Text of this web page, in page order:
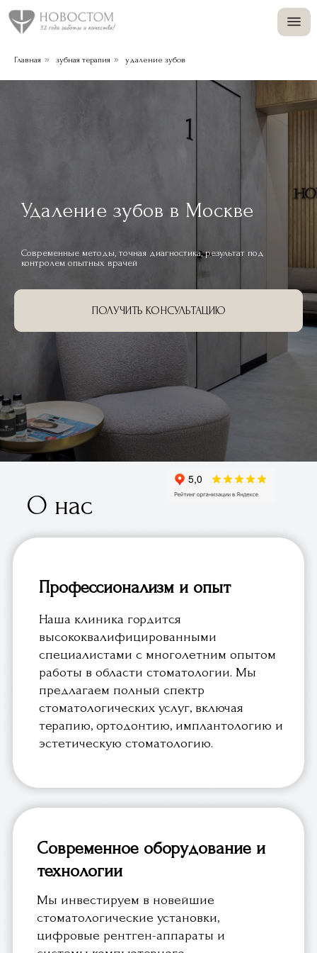
Главная » зубная терапия » удаление зубов
Удаление зубов в Москве
Современные методы, точная диагностика, результат под
контролем опытных врачей
ПОЛУЧИТЬ КОНСУЛЬТАЦИЮ
О нас
Профессионализм и опыт
Наша клиника гордится
высококвалифицированными
работы в области стоматологии. Мы
стоматологических услуг, включая
терапию, ортодонтию, имплантологию и
технологии
Мы инвестируем в новейшие
стоматологические установки,
цифровые рентген-аппараты и
системы компьютерного
моделирования, чтобы обеспечить
нашим пациентам наилучшие
результаты и комфорт во время
лечения.